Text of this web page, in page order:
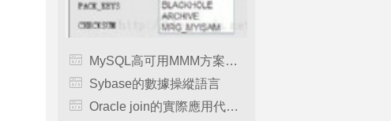
MySQL高可用MMM方案安裝部署分享
Sybase的數據操縱語言
Oracle join的實際應用代碼介紹